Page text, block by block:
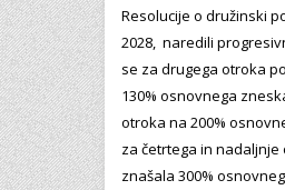
Resolucije o družinski
2028, naredili
se za drugega otroka
130% osnovnega
otroka na 200%
za četrtega in nadaljnje
znašala 300%